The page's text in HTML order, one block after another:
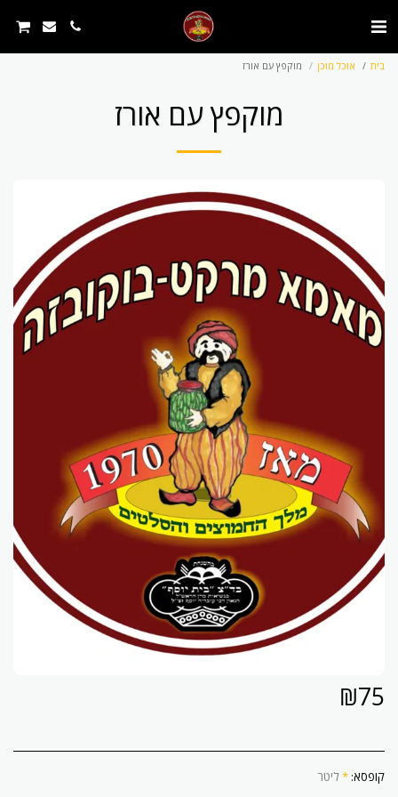
בית אוכל מוכן מוקפץ עם אורז
מוקפץ עם אורז
₪75
קופסא: *ליטר